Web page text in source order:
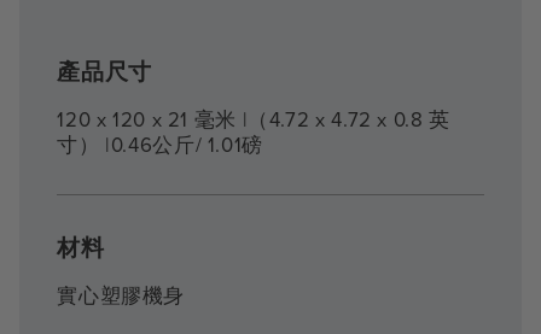
產品尺寸
120 x 120 x 21 毫米 |（4.72 x 4.72 x 0.8 英
寸） |0.46公斤/ 1.01磅
材料
實心塑膠機身